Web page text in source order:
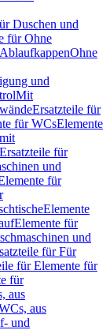
Duschen und
für Ohne
Ohne
und
Mit
Ersatzteile für
für WCsElemente
Ersatzteile für
und
für
Elemente
Elemente für
und
für Für
für Elemente für
für
aus
aus
und